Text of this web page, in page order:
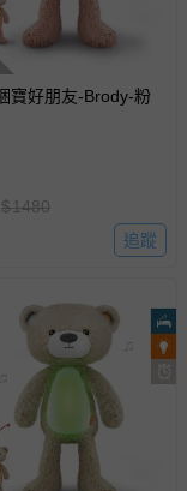
、泳裝、襪子、地
、包屁衣、學習
器、哺乳衣、托腹
貨 & 退款問題
。如您位於離島地
收離島運費。廠商
、樓層親送等加價
寶好朋友-Brody-粉
$1480
追蹤